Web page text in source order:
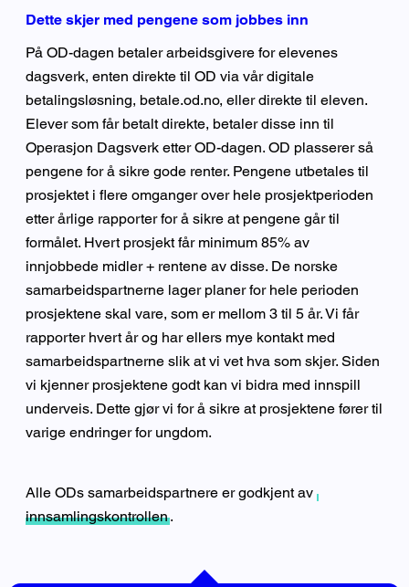
Dette skjer med pengene som jobbes inn
På OD-dagen betaler arbeidsgivere for elevenes
dagsverk, enten direkte til OD via vår digitale
betalingsløsning, betale.od.no, eller direkte til eleven.
Elever som får betalt direkte, betaler disse inn til
Operasjon Dagsverk etter OD-dagen. OD plasserer så
pengene for å sikre gode renter. Pengene utbetales til
prosjektet i flere omganger over hele prosjektperioden
etter årlige rapporter for å sikre at pengene går til
formålet. Hvert prosjekt får minimum 85% av
innjobbede midler + rentene av disse. De norske
samarbeidspartnerne lager planer for hele perioden
prosjektene skal vare, som er mellom 3 til 5 år. Vi får
rapporter hvert år og har ellers mye kontakt med
samarbeidspartnerne slik at vi vet hva som skjer. Siden
vi kjenner prosjektene godt kan vi bidra med innspill
underveis. Dette gjør vi for å sikre at prosjektene fører til
varige endringer for ungdom.
Alle ODs samarbeidspartnere er godkjent av
innsamlingskontrollen.